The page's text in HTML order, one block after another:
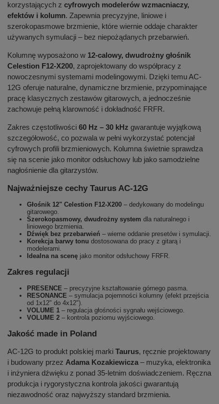
korzystających z cyfrowych modelerów wzmacniaczy,
efektów i kolumn. Zapewnia precyzyjne, liniowe i
szerokopasmowe brzmienie, które wiernie oddaje charakter
używanych symulacji – bez niepożądanych przebarwień.
Kolumnę wyposażono w 12-calowy, dwudrożny głośnik
Celestion F12-X200, zaprojektowany do współpracy z
nowoczesnymi systemami modelingowymi. Dzięki temu AC-
12G oferuje naturalne, dynamiczne brzmienie, przypominające
pracę klasycznych zestawów gitarowych, a jednocześnie
zachowuje pełną klarowność i dokładność FRFR.
Zakres częstotliwości 60 Hz – 30 kHz gwarantuje wyjątkową
szczegółowość, co pozwala w pełni wykorzystać potencjał
cyfrowych profili brzmieniowych. Kolumna świetnie sprawdza
się na scenie jako monitor odsłuchowy lub jako samodzielne
nagłośnienie dla gitarzystów.
Najważniejsze cechy Taurus AC-12G
Głośnik 12" Celestion F12-X200 – dedykowany do modelingu
gitarowego.
Szerokopasmowy, dwudrożny system dla naturalnego i
liniowego brzmienia.
Dźwięk bez przebarwień – wierne oddanie presetów i symulacji.
Korekcja barwy tonu dostosowana do pracy z gitarą i
modelerami.
Idealna na scenę jako monitor odsłuchowy FRFR.
Zakres regulacji
PRESENCE – precyzyjne kształtowanie górnego pasma.
RESONANCE – symulacja pojemności kolumny (efekt przejścia
od 1x12" do 4x12").
VOLUME 1 – regulacja głośności sygnału wejściowego.
VOLUME 2 – kontrola poziomu wyjściowego.
Jakość made in Poland
AC-12G to produkt polskiej marki Taurus, ręcznie projektowany
i budowany przez Adama Kozakiewicza – muzyka, elektronika
i inżyniera dźwięku z ponad 35-letnim doświadczeniem. Ręczna
produkcja i rygorystyczna kontrola jakości gwarantują
niezawodność oraz najwyższy standard brzmienia.